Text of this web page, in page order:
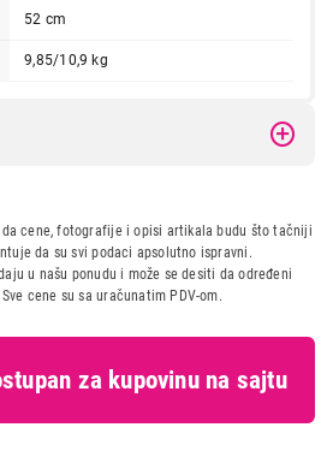
52 cm
9,85/10,9 kg
UGRADNA PLOCA
BEKO BALKANS
TURSKA
kupaca po osnovu zakona o
da cene, fotografije i opisi artikala budu što tačniji
da su svi podaci apsolutno ispravni.
u našu ponudu i može se desiti da određeni
cene su sa uračunatim PDV-om.
za kupovinu na sajtu